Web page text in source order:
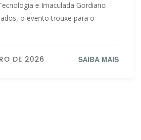
e Imaculada Gordiano
o evento trouxe para o
DE 2026 SAIBA MAIS